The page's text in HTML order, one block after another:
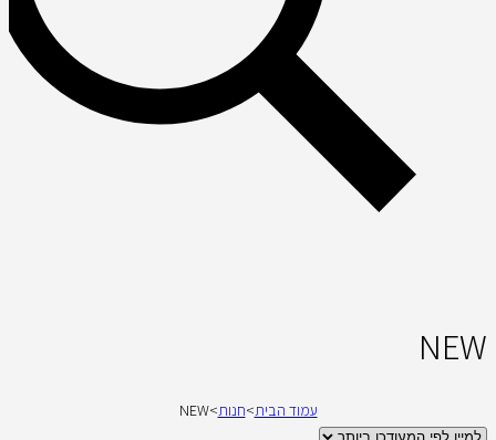
NEW
עמוד הבית>חנות>
NEW